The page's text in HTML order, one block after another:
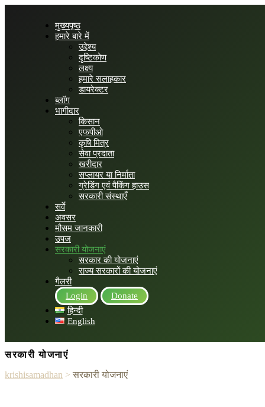
मुख्यपृष्ठ
हमारे बारे में
उद्देश्य
दृष्टिकोण
लक्ष्य
हमारे सलाहकार
डायरेक्टर
ब्लॉग
भागीदार
किसान
एफपीओ
कृषि मित्र
सेवा प्रदाता
खरीदार
सप्लायर या निर्माता
ग्रेडिंग एवं पैकिंग हाउस
सरकारी संस्थाएँ
सर्वे
अवसर
मौसम जानकारी
उपज
सरकारी योजनाएं
सरकार की योजनाएं
राज्य सरकारों की योजनाएं
गैलरी
Login
Donate
हिन्दी
English
सरकारी योजनाएं
krishisamadhan > सरकारी योजनाएं